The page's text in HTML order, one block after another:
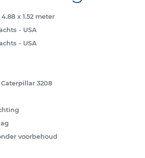
4.88 x 1.52 meter
- USA
- USA
3208
voorbehoud